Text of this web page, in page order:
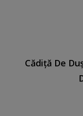
Cădiță De